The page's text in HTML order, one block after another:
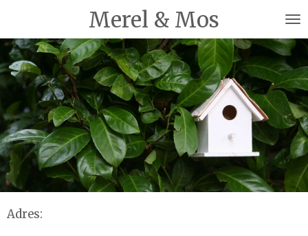
naar
de
hoofdinhoud
Merel & Mos
Adres: